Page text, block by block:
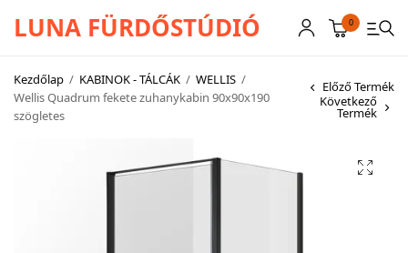
LUNA FÜRDŐSTÚDIÓ 0
Kezdőlap / KABINOK - TÁLCÁK / WELLIS /
Wellis Quadrum fekete zuhanykabin 90x90x190
szögletes
Előző Termék
Következő
Termék
CSAPTELEPEK